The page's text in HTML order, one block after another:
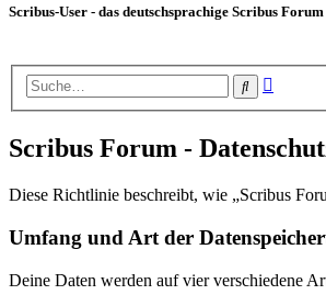
Scribus-User - das deutschsprachige Scribus Forum
Suche
Scribus Forum -
Diese Richtlinie beschreibt, wie „Scribus
Umfang und Art der
Deine Daten werden auf vier verschiedene